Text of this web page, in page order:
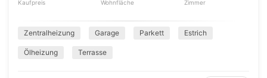
Kaufpreis Wohnfläche Zimmer
Zentralheizung Garage Parkett Estrich
Ölheizung Terrasse